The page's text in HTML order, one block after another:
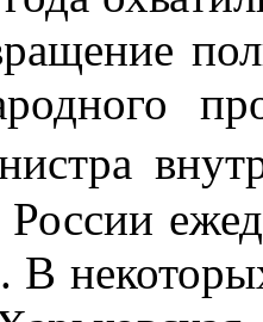
бактерий.
как чисто
часто
любое
В